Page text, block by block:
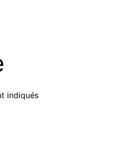
indiqués